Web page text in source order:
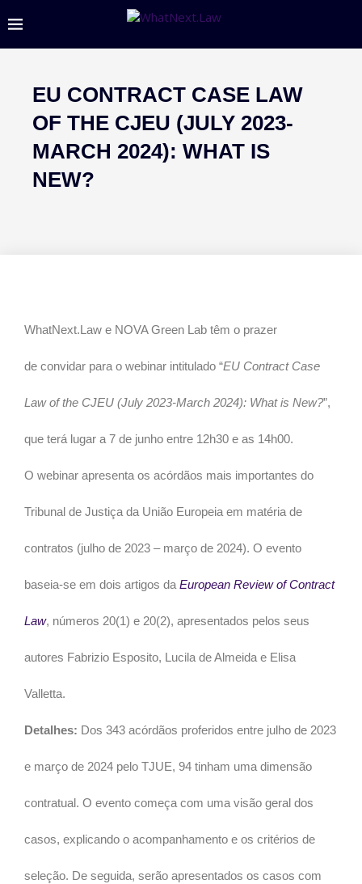
EU CONTRACT CASE LAW
OF THE CJEU (JULY 2023-
MARCH 2024): WHAT IS
NEW?
WhatNext.Law e NOVA Green Lab têm o prazer
de convidar para o webinar intitulado “EU Contract Case
Law of the CJEU (July 2023-March 2024): What is New?”,
que terá lugar a 7 de junho entre 12h30 e as 14h00.
O webinar apresenta os acórdãos mais importantes do
Tribunal de Justiça da União Europeia em matéria de
contratos (julho de 2023 – março de 2024). O evento
baseia-se em dois artigos da European Review of Contract
Law, números 20(1) e 20(2), apresentados pelos seus
autores Fabrizio Esposito, Lucila de Almeida e Elisa
Valletta.
Detalhes: Dos 343 acórdãos proferidos entre julho de 2023
e março de 2024 pelo TJUE, 94 tinham uma dimensão
contratual. O evento começa com uma visão geral dos
casos, explicando o acompanhamento e os critérios de
seleção. De seguida, serão apresentados os casos com